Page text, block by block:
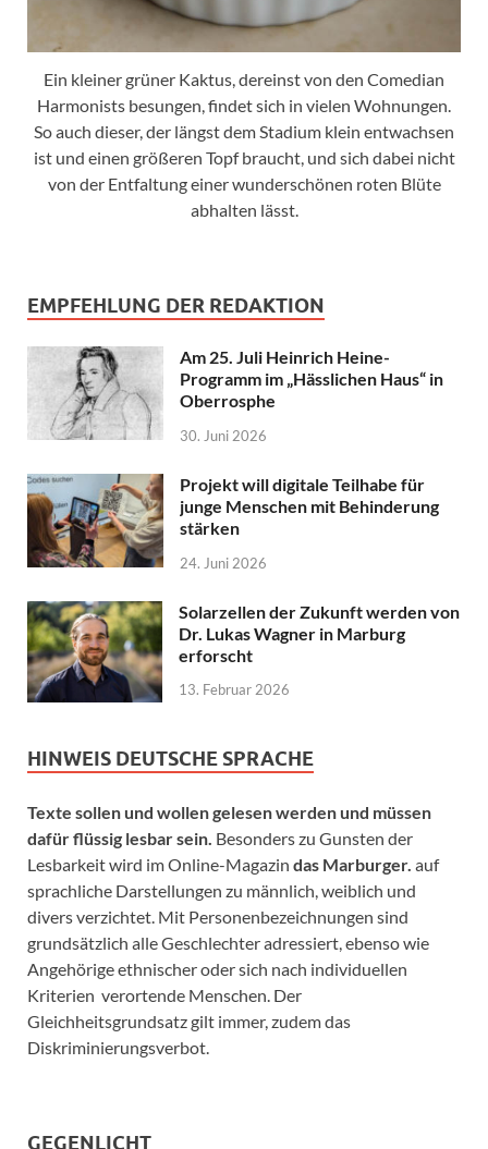
Ein kleiner grüner Kaktus, dereinst von den Comedian
Harmonists besungen, findet sich in vielen Wohnungen.
So auch dieser, der längst dem Stadium klein entwachsen
ist und einen größeren Topf braucht, und sich dabei nicht
von der Entfaltung einer wunderschönen roten Blüte
abhalten lässt.
EMPFEHLUNG DER REDAKTION
Am 25. Juli Heinrich Heine-
Programm im „Hässlichen Haus“ in
Oberrosphe
30. Juni 2026
Projekt will digitale Teilhabe für
junge Menschen mit Behinderung
stärken
24. Juni 2026
Solarzellen der Zukunft werden von
Dr. Lukas Wagner in Marburg
erforscht
13. Februar 2026
HINWEIS DEUTSCHE SPRACHE
Texte sollen und wollen gelesen werden und müssen
dafür flüssig lesbar sein. Besonders zu Gunsten der
Lesbarkeit wird im Online-Magazin das Marburger. auf
sprachliche Darstellungen zu männlich, weiblich und
divers verzichtet. Mit Personenbezeichnungen sind
grundsätzlich alle Geschlechter adressiert, ebenso wie
Angehörige ethnischer oder sich nach individuellen
Kriterien verortende Menschen. Der
Gleichheitsgrundsatz gilt immer, zudem das
Diskriminierungsverbot.
GEGENLICHT